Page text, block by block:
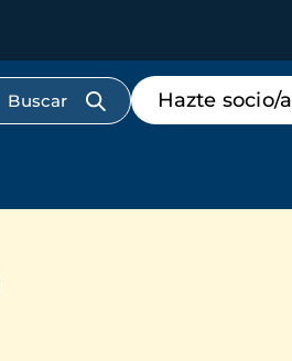
Menú
de
destacados
Hazte socio/a